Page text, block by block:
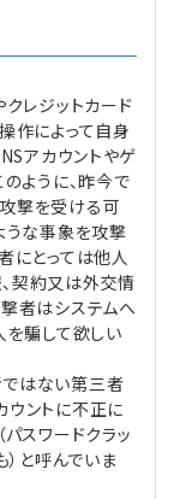
レジットカード
作によって自身
アカウントやゲ
ように、昨今で
撃を受ける可
うな事象を攻撃
にとっては他人
契約又は外交情
者はシステムへ
を騙して欲しい
はない第三者
ントに不正に
スワードクラッ
）と呼んでいま